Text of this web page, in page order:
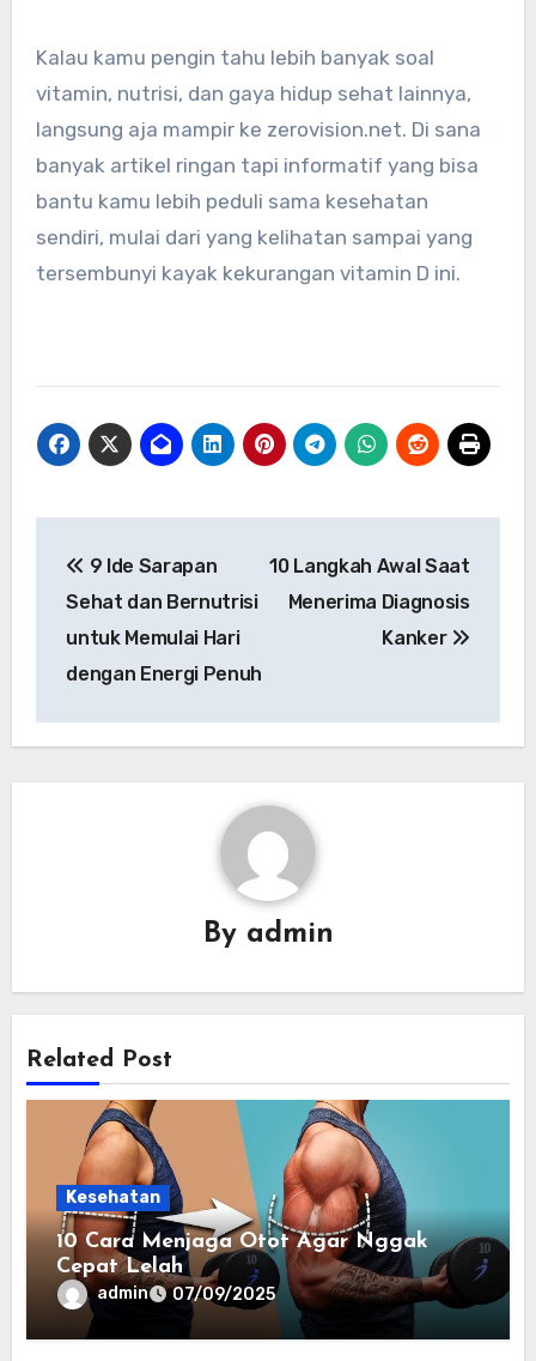
Kalau kamu pengin tahu lebih banyak soal
vitamin, nutrisi, dan gaya hidup sehat lainnya,
langsung aja mampir ke zerovision.net. Di sana
banyak artikel ringan tapi informatif yang bisa
bantu kamu lebih peduli sama kesehatan
sendiri, mulai dari yang kelihatan sampai yang
tersembunyi kayak kekurangan vitamin D ini.
pos
9 Ide Sarapan
Sehat dan Bernutrisi
untuk Memulai Hari
dengan Energi Penuh
10 Langkah Awal Saat
Menerima Diagnosis
Kanker
By admin
Related Post
Kesehatan
10 Cara Menjaga Otot Agar Nggak
Cepat Lelah
admin 07/09/2025